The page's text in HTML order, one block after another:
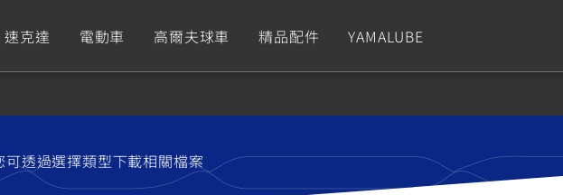
速克達 電動車 高爾夫球車 精品配件 YAMALUBE
Hyper Naked
Sport Adventure
2.5 kw
可透過選擇類型下載相關檔案